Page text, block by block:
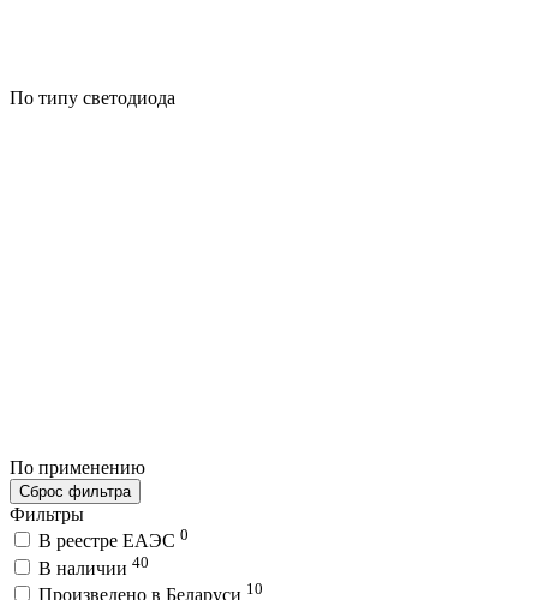
По типу светодиода
По применению
Сброс фильтра
Фильтры
В реестре ЕАЭС 0
В наличии 40
Произведено в Беларуси 10